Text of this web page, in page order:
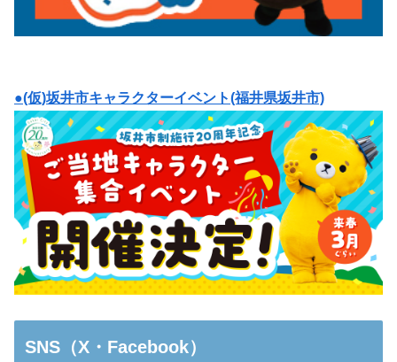
●(仮)坂井市キャラクターイベント(福井県坂井市)
SNS（X・Facebook）